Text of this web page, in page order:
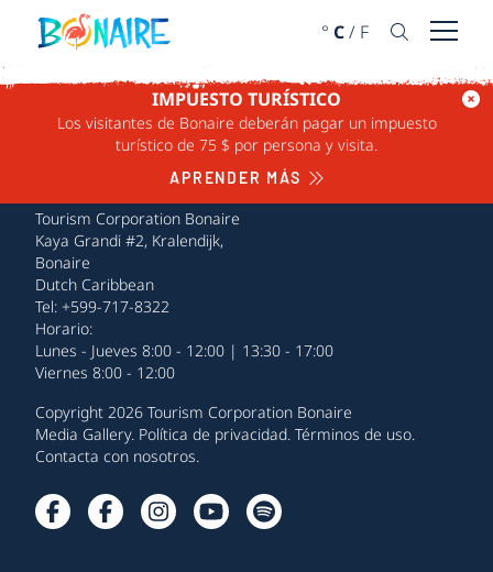
IR AL CONTENIDO
° C/ F Abrir
IMPUESTO TURÍSTICO
Los visitantes de Bonaire deberán pagar un impuesto
turístico de 75 $ por persona y visita.
APRENDER MÁS
Tourism Corporation Bonaire
Kaya Grandi #2, Kralendijk,
Bonaire
Dutch Caribbean
Tel: +599-717-8322
Horario:
Lunes - Jueves 8:00 - 12:00 | 13:30 - 17:00
Viernes 8:00 - 12:00
Copyright 2026 Tourism Corporation Bonaire
Media Gallery. Política de privacidad. Términos de uso.
Contacta con nosotros.